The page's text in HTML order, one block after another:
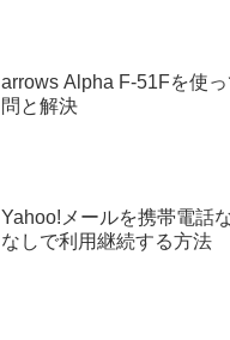
arrows Alpha F-51Fを使
問と解決
Yahoo!メールを携帯電話
なしで利用継続する方法